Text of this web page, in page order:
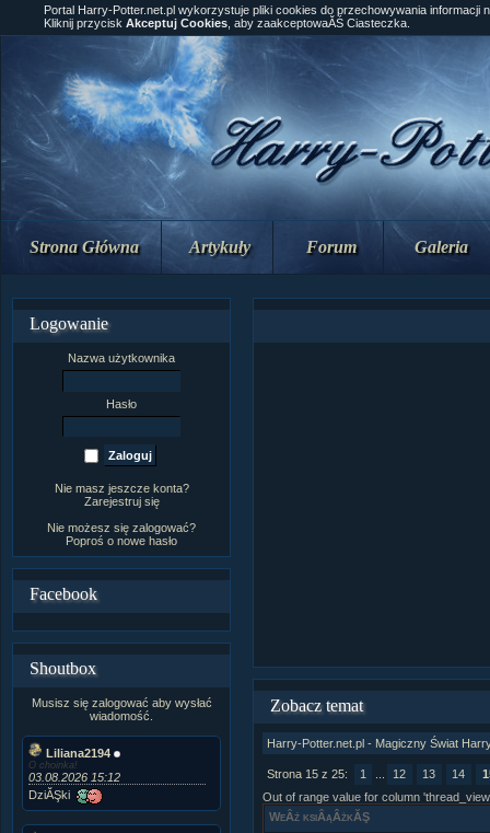
Strona Główna Artykuły Forum Galeria
Logowanie
Nazwa użytkownika
Hasło
Nie masz jeszcze konta?
Zarejestruj się
Nie możesz się zalogować?
Poproś o nowe hasło
Facebook
Shoutbox
Musisz się zalogować aby wysłać
wiadomość.
Liliana2194
O choinka!
03.08.2026 15:12
DziĂŞki
Portal Harry-Potter.net.pl wykorzystuje pliki cookies do przechowywania informacji
Kliknij przycisk Akceptuj Cookies , aby zaakceptowaĂŚ Ciasteczka.
Zobacz temat
Harry-Potter.net.pl - Magiczny Świat
Strona 15 z 25: 1 12 13 14
Out of range value for column
WeÂź ksiÂąÂżkĂŞ